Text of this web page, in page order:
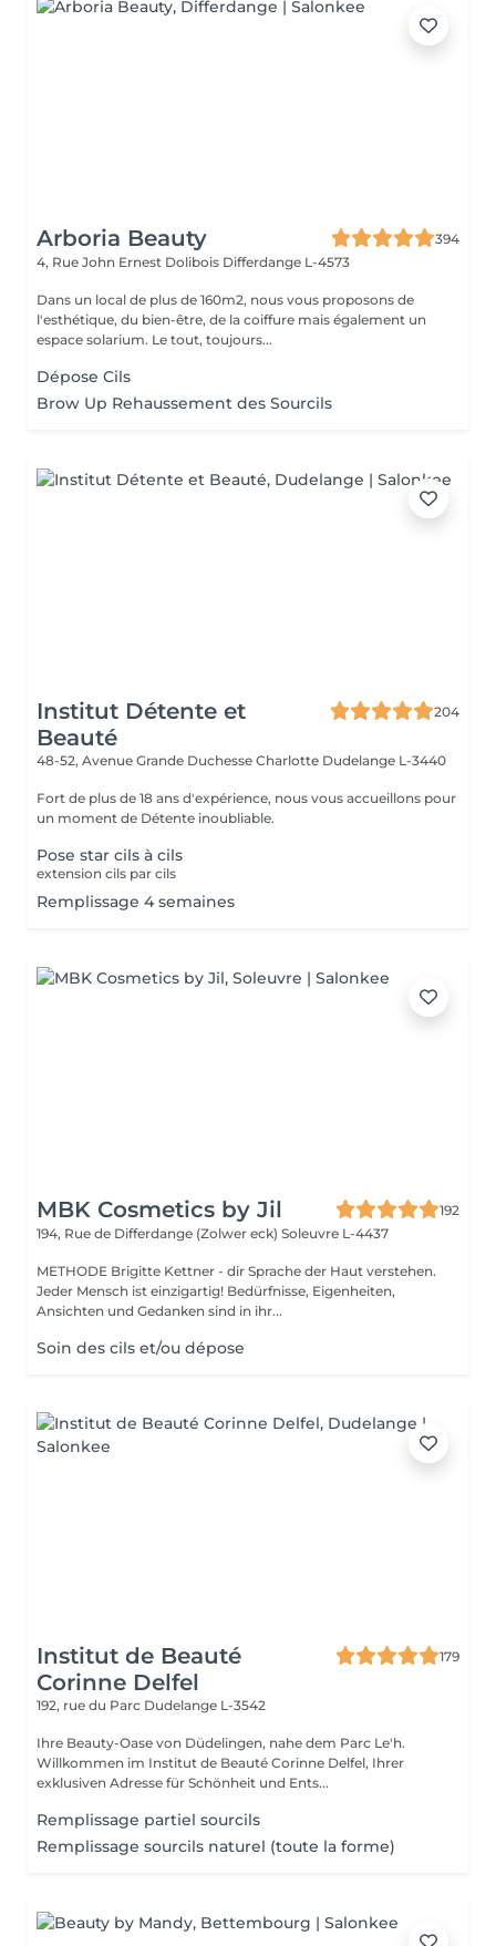
Arboria Beauty
394
4, Rue John Ernest Dolibois Differdange L-4573
Dans un local de plus de 160m2, nous vous proposons de
l'esthétique, du bien-être, de la coiffure mais également un
espace solarium. Le tout, toujours...
Dépose Cils
Brow Up Rehaussement des Sourcils
Institut Détente et
Beauté
204
48-52, Avenue Grande Duchesse Charlotte Dudelange L-3440
Fort de plus de 18 ans d'expérience, nous vous accueillons pour
un moment de Détente inoubliable.
Pose star cils à cils
extension cils par cils
Remplissage 4 semaines
MBK Cosmetics by Jil
192
194, Rue de Differdange (Zolwer eck) Soleuvre L-4437
METHODE Brigitte Kettner - dir Sprache der Haut verstehen.
Jeder Mensch ist einzigartig! Bedürfnisse, Eigenheiten,
Ansichten und Gedanken sind in ihr...
Soin des cils et/ou dépose
Institut de Beauté
Corinne Delfel
179
192, rue du Parc Dudelange L-3542
Ihre Beauty-Oase von Düdelingen, nahe dem Parc Le'h.
Willkommen im Institut de Beauté Corinne Delfel, Ihrer
exklusiven Adresse für Schönheit und Ents...
Remplissage partiel sourcils
Remplissage sourcils naturel (toute la forme)